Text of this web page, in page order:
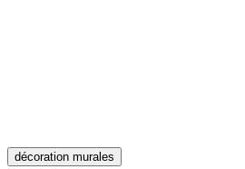
décoration murales